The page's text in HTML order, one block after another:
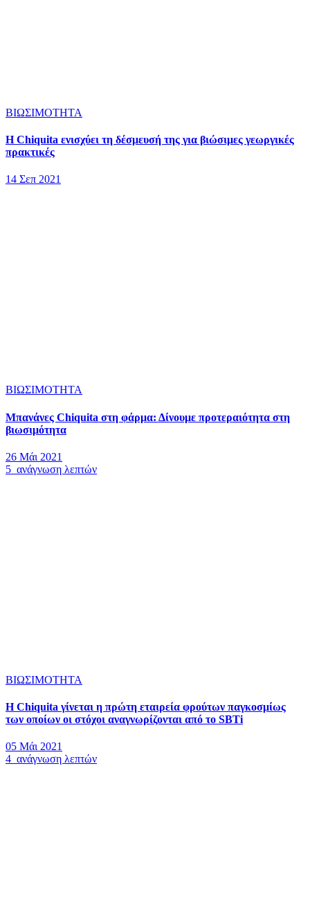
ΒΙΩΣΙΜΟΤΗΤΑ
Η Chiquita ενισχύει τη δέσμευσή της για βιώσιμες γεωργικές
πρακτικές
14 Σεπ 2021
ΒΙΩΣΙΜΟΤΗΤΑ
Μπανάνες Chiquita στη φάρμα: Δίνουμε προτεραιότητα στη
βιωσιμότητα
26 Μάι 2021
5 ανάγνωση λεπτών
ΒΙΩΣΙΜΟΤΗΤΑ
Η Chiquita γίνεται η πρώτη εταιρεία φρούτων παγκοσμίως
των οποίων οι στόχοι αναγνωρίζονται από το SBTi
05 Μάι 2021
4 ανάγνωση λεπτών